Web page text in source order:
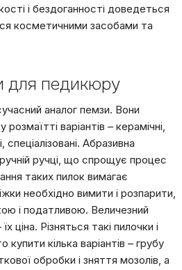
і бездоганності доведеться
косметичними засобами та
для педикюру
аналог пемзи. Вони
варіантів – керамічні,
спеціалізовані. Абразивна
ручці, що спрощує процес
таких пилок вимагає
необхідно вимити і розпарити,
і податливою. Величезний
ціна. Різняться такі пилочки і
кілька варіантів – грубу
обробки і зняття мозолів, а